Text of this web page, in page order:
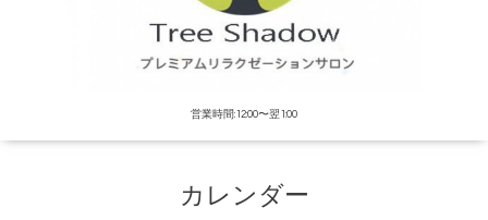
営業時間:12:00〜翌1:00
カレンダー